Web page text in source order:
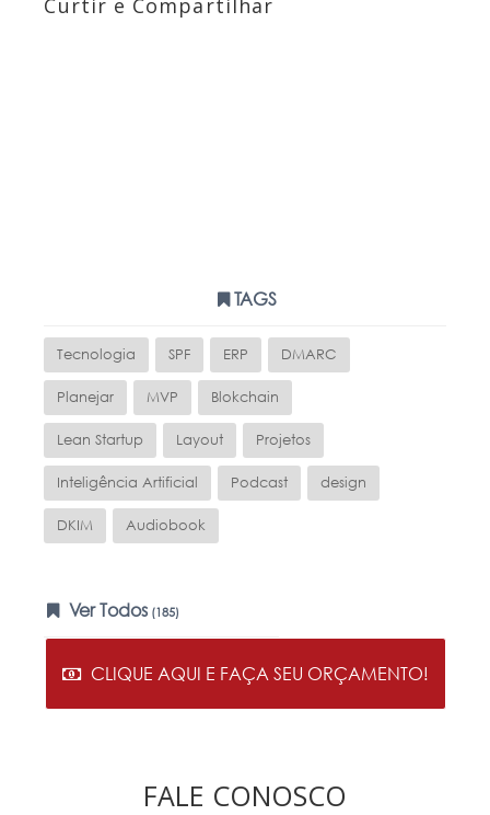
Curtir e Compartilhar
TAGS
Tecnologia SPF ERP DMARC
Planejar MVP Blokchain
Lean Startup Layout Projetos
Inteligência Artificial Podcast design
DKIM Audiobook
Ver Todos (185)
CLIQUE AQUI E FAÇA SEU ORÇAMENTO!
FALE CONOSCO